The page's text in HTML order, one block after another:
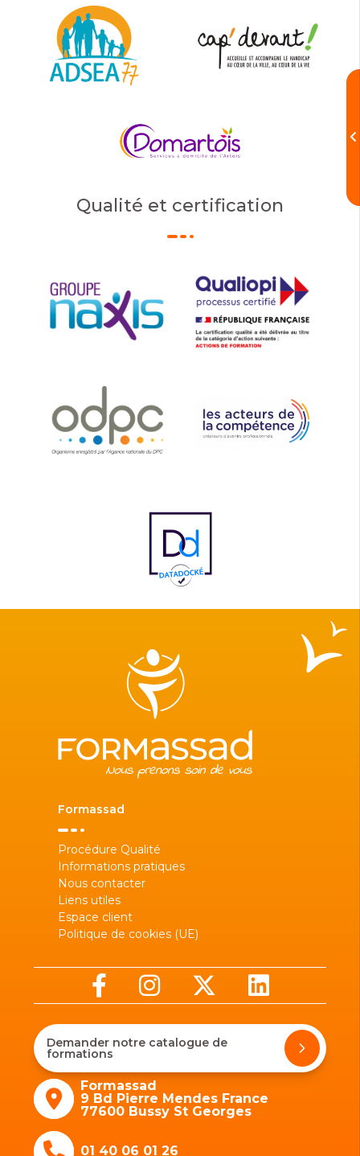
Qualité et certification
Formassad
Procédure Qualité
Informations pratiques
Nous contacter
Liens utiles
Espace client
Politique de cookies (UE)
Demander notre catalogue de
formations
Formassad
9 Bd Pierre Mendes France
77600 Bussy St Georges
01 40 06 01 26